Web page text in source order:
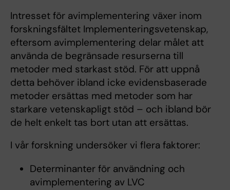
Intresset för avimplementering växer inom
forskningsfältet Implementeringsvetenskap,
eftersom avimplementering delar målet att
använda de begränsade resurserna till
metoder med starkast stöd. För att uppnå
detta behöver ibland icke evidensbaserade
metoder ersättas med metoder som har
starkare vetenskapligt stöd – och ibland bör
de helt enkelt tas bort utan att ersättas.
I vår forskning undersöker vi flera faktorer:
Determinanter för användning och
avimplementering av LVC